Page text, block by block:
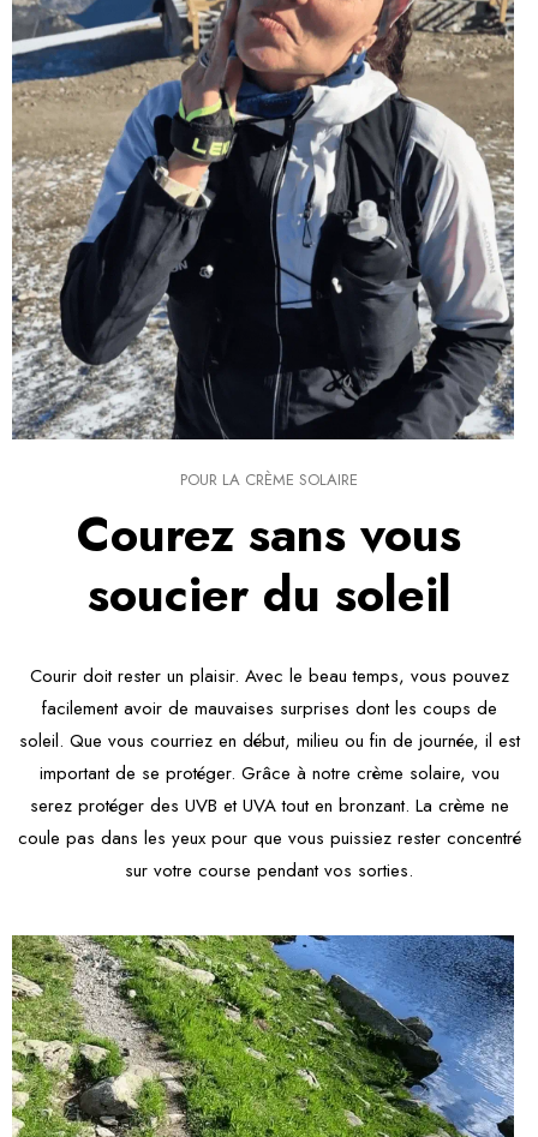
POUR LA CRÈME SOLAIRE
Courez sans vous
soucier du soleil
Courir doit rester un plaisir. Avec le beau temps, vous pouvez
facilement avoir de mauvaises surprises dont les coups de
soleil. Que vous courriez en début, milieu ou fin de journée, il est
important de se protéger. Grâce à notre crème solaire, vou
serez protéger des UVB et UVA tout en bronzant. La crème ne
coule pas dans les yeux pour que vous puissiez rester concentré
sur votre course pendant vos sorties.